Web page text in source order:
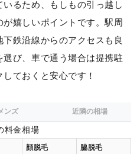
るため、もしもの引っ越し
嬉しいポイントです。駅周
鉄沿線からのアクセスも良
び、車で通う場合は提携駐
ておくと安心です！
ンズ 近隣の相場
料金相場
顔脱毛 脇脱毛